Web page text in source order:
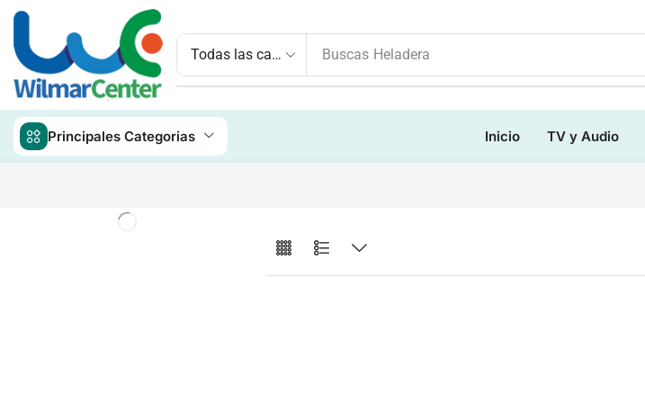
Buscas Heladera
Principales Categorias Inicio TV y Audio